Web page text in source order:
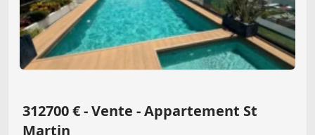
312700 € - Vente - Appartement St
Martin